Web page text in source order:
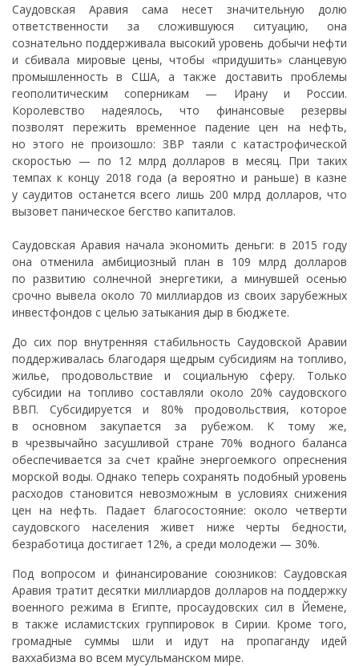
Саудовская Аравия сама несет значительную долю
ответственности за сложившуюся ситуацию, она
сознательно поддерживала высокий уровень добычи нефти
и сбивала мировые цены, чтобы «придушить» сланцевую
промышленность в США, а также доставить проблемы
геополитическим соперникам — Ирану и России.
Королевство надеялось, что финансовые резервы
позволят пережить временное падение цен на нефть,
но этого не произошло: ЗВР таяли с катастрофической
скоростью — по 12 млрд долларов в месяц. При таких
темпах к концу 2018 года (а вероятно и раньше) в казне
у саудитов останется всего лишь 200 млрд долларов, что
вызовет паническое бегство капиталов.
Саудовская Аравия начала экономить деньги: в 2015 году
она отменила амбициозный план в 109 млрд долларов
по развитию солнечной энергетики, а минувшей осенью
срочно вывела около 70 миллиардов из своих зарубежных
инвестфондов с целью затыкания дыр в бюджете.
До сих пор внутренняя стабильность Саудовской Аравии
поддерживалась благодаря щедрым субсидиям на топливо,
жилье, продовольствие и социальную сферу. Только
субсидии на топливо составляли около 20% саудовского
ВВП. Субсидируется и 80% продовольствия, которое
в основном закупается за рубежом. К тому же,
в чрезвычайно засушливой стране 70% водного баланса
обеспечивается за счет крайне энергоемкого опреснения
морской воды. Однако теперь сохранять подобный уровень
расходов становится невозможным в условиях снижения
цен на нефть. Падает благосостояние: около четверти
саудовского населения живет ниже черты бедности,
безработица достигает 12%, а среди молодежи — 30%.
Под вопросом и финансирование союзников: Саудовская
Аравия тратит десятки миллиардов долларов на поддержку
военного режима в Египте, просаудовских сил в Йемене,
в также исламистских группировок в Сирии. Кроме того,
громадные суммы шли и идут на пропаганду идей
ваххабизма во всем мусульманском мире.